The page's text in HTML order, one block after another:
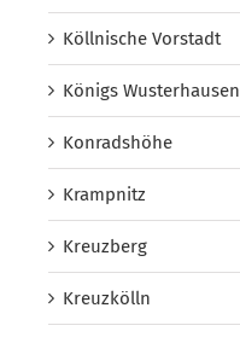
Köllnische Vorstadt
Königs Wusterhausen
Konradshöhe
Krampnitz
Kreuzberg
Kreuzkölln